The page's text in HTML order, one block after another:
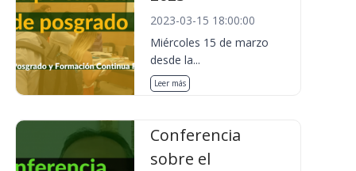
2023-03-15 18:00:00
Miércoles 15 de marzo
desde la...
Leer más
Conferencia
sobre el